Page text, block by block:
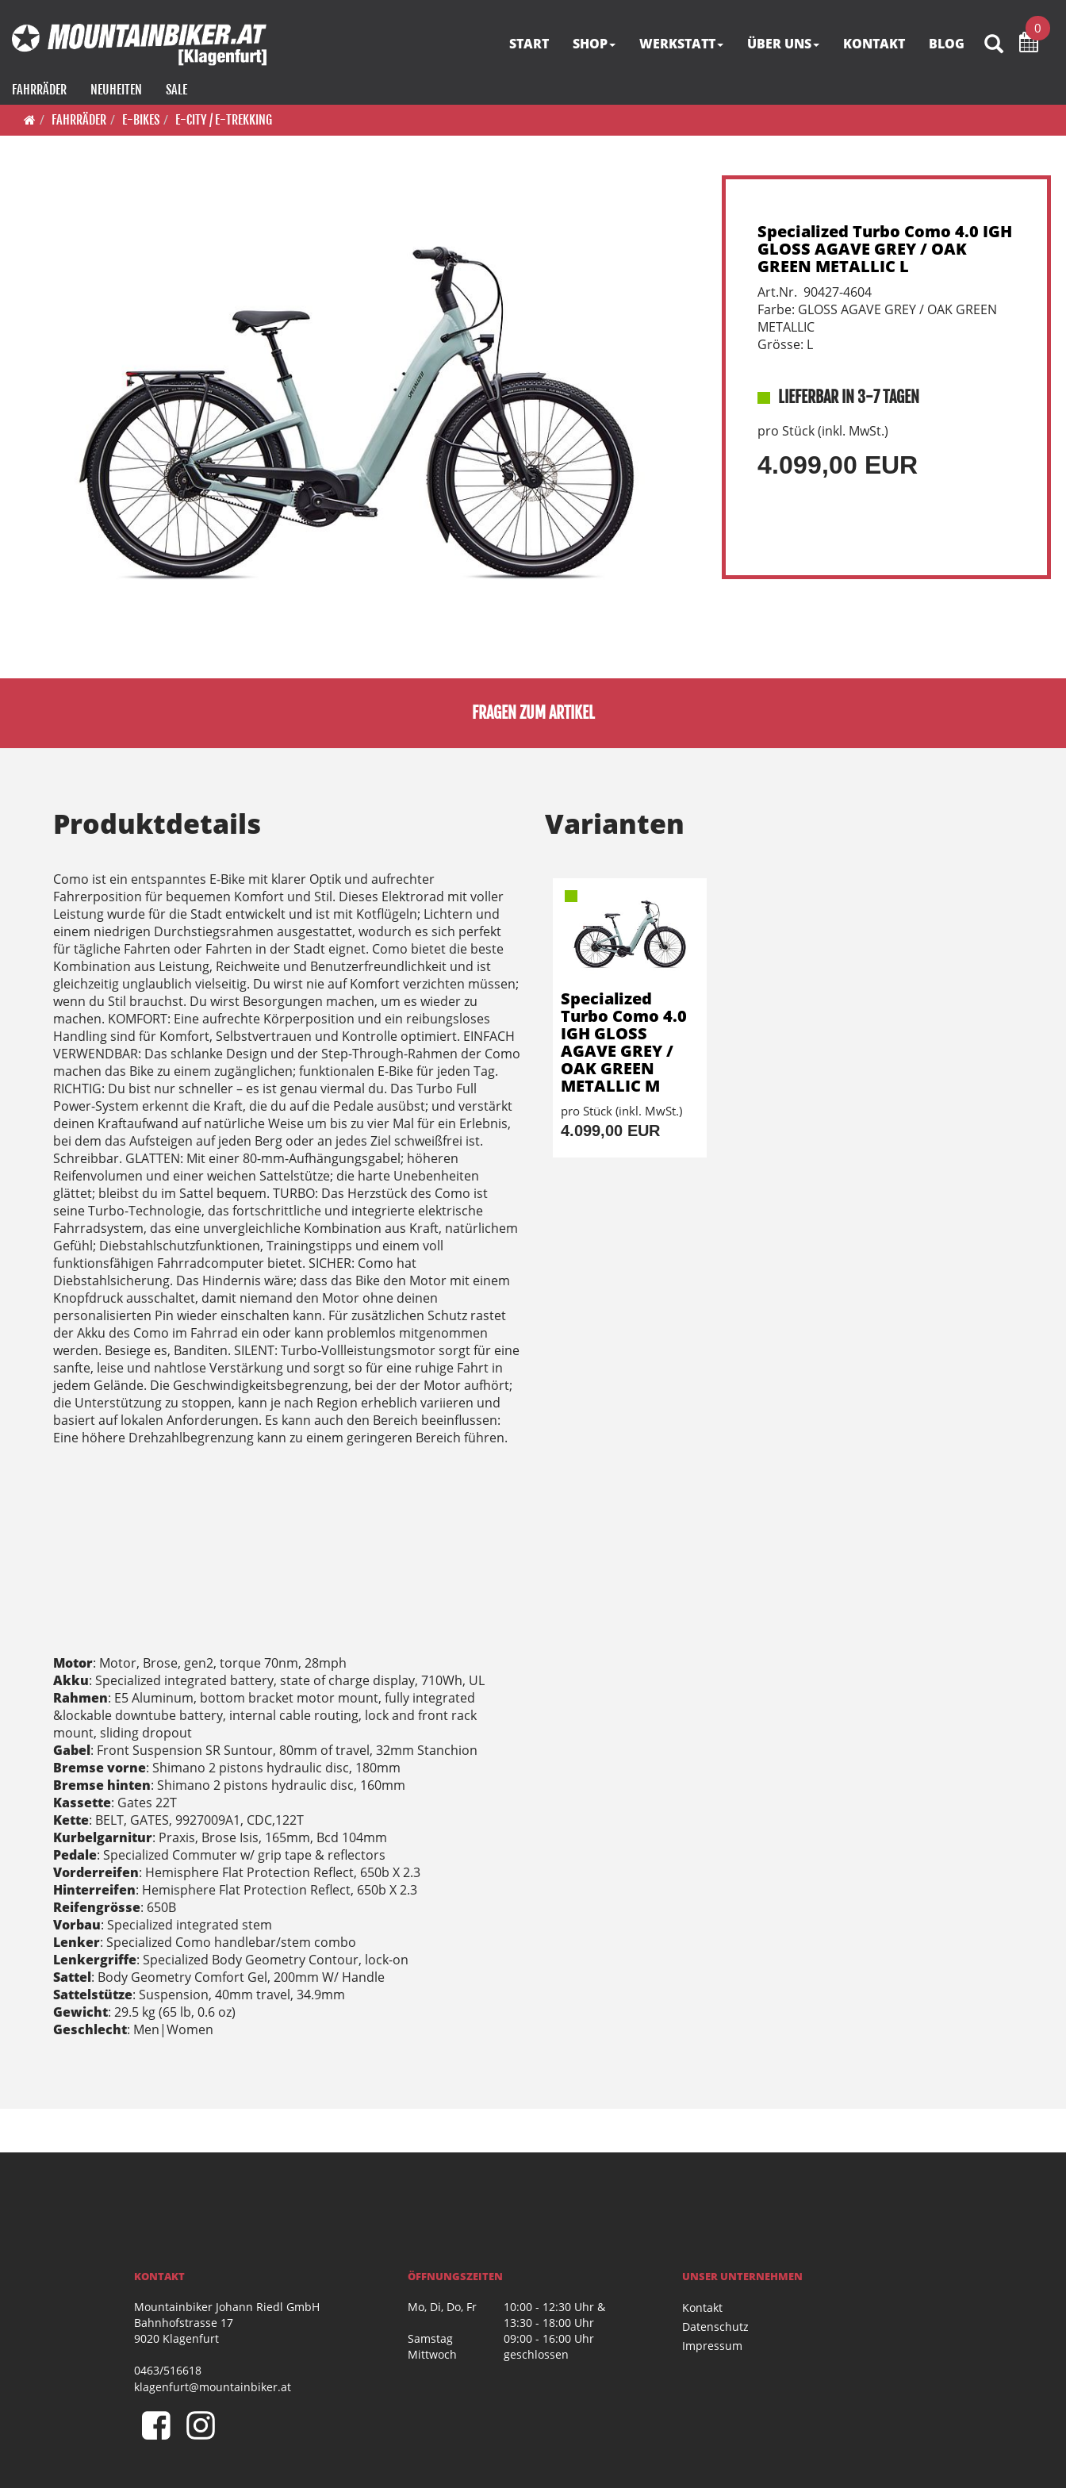
0
START SHOP WERKSTATT ÜBER UNS KONTAKT BLOG
FAHRRÄDER NEUHEITEN
SALE
FAHRRÄDER
E-BIKES E-CITY / E-TREKKING
Specialized Turbo Como 4.0 IGH
GLOSS AGAVE GREY / OAK
GREEN METALLIC L
Art.Nr. 90427-4604
Farbe: GLOSS AGAVE GREY / OAK GREEN
METALLIC
Grösse: L
LIEFERBAR IN 3-7 TAGEN
pro Stück (inkl. MwSt.)
4.099,00 EUR
FRAGEN ZUM ARTIKEL
Produktdetails
Como ist ein entspanntes E-Bike mit klarer Optik und aufrechter
Fahrerposition für bequemen Komfort und Stil. Dieses Elektrorad mit voller
Leistung wurde für die Stadt entwickelt und ist mit Kotflügeln; Lichtern und
einem niedrigen Durchstiegsrahmen ausgestattet, wodurch es sich perfekt
für tägliche Fahrten oder Fahrten in der Stadt eignet. Como bietet die beste
Kombination aus Leistung, Reichweite und Benutzerfreundlichkeit und ist
gleichzeitig unglaublich vielseitig. Du wirst nie auf Komfort verzichten müssen;
wenn du Stil brauchst. Du wirst Besorgungen machen, um es wieder zu
machen. KOMFORT: Eine aufrechte Körperposition und ein reibungsloses
Handling sind für Komfort, Selbstvertrauen und Kontrolle optimiert. EINFACH
VERWENDBAR: Das schlanke Design und der Step-Through-Rahmen der Como
machen das Bike zu einem zugänglichen; funktionalen E-Bike für jeden Tag.
RICHTIG: Du bist nur schneller – es ist genau viermal du. Das Turbo Full
Power-System erkennt die Kraft, die du auf die Pedale ausübst; und verstärkt
deinen Kraftaufwand auf natürliche Weise um bis zu vier Mal für ein Erlebnis,
bei dem das Aufsteigen auf jeden Berg oder an jedes Ziel schweißfrei ist.
Schreibbar. GLATTEN: Mit einer 80-mm-Aufhängungsgabel; höheren
Reifenvolumen und einer weichen Sattelstütze; die harte Unebenheiten
glättet; bleibst du im Sattel bequem. TURBO: Das Herzstück des Como ist
seine Turbo-Technologie, das fortschrittliche und integrierte elektrische
Fahrradsystem, das eine unvergleichliche Kombination aus Kraft, natürlichem
Gefühl; Diebstahlschutzfunktionen, Trainingstipps und einem voll
funktionsfähigen Fahrradcomputer bietet. SICHER: Como hat
Diebstahlsicherung. Das Hindernis wäre; dass das Bike den Motor mit einem
Knopfdruck ausschaltet, damit niemand den Motor ohne deinen
personalisierten Pin wieder einschalten kann. Für zusätzlichen Schutz rastet
der Akku des Como im Fahrrad ein oder kann problemlos mitgenommen
werden. Besiege es, Banditen. SILENT: Turbo-Vollleistungsmotor sorgt für eine
sanfte, leise und nahtlose Verstärkung und sorgt so für eine ruhige Fahrt in
jedem Gelände. Die Geschwindigkeitsbegrenzung, bei der der Motor aufhört;
die Unterstützung zu stoppen, kann je nach Region erheblich variieren und
basiert auf lokalen Anforderungen. Es kann auch den Bereich beeinflussen:
Eine höhere Drehzahlbegrenzung kann zu einem geringeren Bereich führen.
Motor: Motor, Brose, gen2, torque 70nm, 28mph
Akku: Specialized integrated battery, state of charge display, 710Wh, UL
Rahmen: E5 Aluminum, bottom bracket motor mount, fully integrated
&lockable downtube battery, internal cable routing, lock and front rack
mount, sliding dropout
Gabel: Front Suspension SR Suntour, 80mm of travel, 32mm Stanchion
Bremse vorne: Shimano 2 pistons hydraulic disc, 180mm
Bremse hinten: Shimano 2 pistons hydraulic disc, 160mm
Kassette: Gates 22T
Kette: BELT, GATES, 9927009A1, CDC,122T
Kurbelgarnitur: Praxis, Brose Isis, 165mm, Bcd 104mm
Pedale: Specialized Commuter w/ grip tape & reflectors
Vorderreifen: Hemisphere Flat Protection Reflect, 650b X 2.3
Hinterreifen: Hemisphere Flat Protection Reflect, 650b X 2.3
Reifengrösse: 650B
Vorbau: Specialized integrated stem
Lenker: Specialized Como handlebar/stem combo
Lenkergriffe: Specialized Body Geometry Contour, lock-on
Sattel: Body Geometry Comfort Gel, 200mm W/ Handle
Sattelstütze: Suspension, 40mm travel, 34.9mm
Gewicht: 29.5 kg (65 lb, 0.6 oz)
Geschlecht: Men|Women
Varianten
Specialized
Turbo Como 4.0
IGH GLOSS
AGAVE GREY /
OAK GREEN
METALLIC M
pro Stück (inkl. MwSt.)
4.099,00 EUR
KONTAKT
Mountainbiker Johann Riedl GmbH
Bahnhofstrasse 17
9020 Klagenfurt
0463/516618
klagenfurt@mountainbiker.at
ÖFFNUNGSZEITEN
Mo, Di, Do, Fr
10:00 - 12:30 Uhr &
13:30 - 18:00 Uhr
Samstag
09:00 - 16:00 Uhr
Mittwoch
geschlossen
UNSER UNTERNEHMEN
Kontakt
Datenschutz
Impressum